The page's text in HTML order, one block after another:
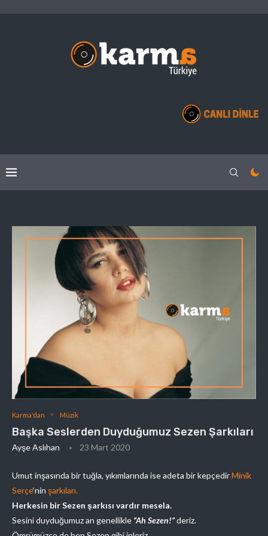
Karma'dan Müzik
Başka Seslerden Duyduğumuz Sezen Şarkıları
Ayşe Aslıhan 23 Mart 2020
Umut inşasında bir tuğla, yıkımlarında ise adeta bir kepçedirMinik
Serçe‘nin şarkıları.
Herkesin bir Sezen şarkısı vardır mesela.
Sesini duyduğumuz an genellikle “Ah Sezen!”deriz.